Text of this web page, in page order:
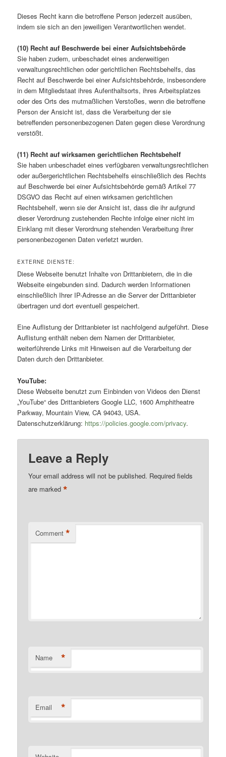
Dieses Recht kann die betroffene Person jederzeit ausüben,
indem sie sich an den jeweiligen Verantwortlichen wendet.
(10) Recht auf Beschwerde bei einer Aufsichtsbehörde
Sie haben zudem, unbeschadet eines anderweitigen
verwaltungsrechtlichen oder gerichtlichen Rechtsbehelfs, das
Recht auf Beschwerde bei einer Aufsichtsbehörde, insbesondere
in dem Mitgliedstaat ihres Aufenthaltsorts, ihres Arbeitsplatzes
oder des Orts des mutmaßlichen Verstoßes, wenn die betroffene
Person der Ansicht ist, dass die Verarbeitung der sie
betreffenden personenbezogenen Daten gegen diese Verordnung
verstößt.
(11) Recht auf wirksamen gerichtlichen Rechtsbehelf
Sie haben unbeschadet eines verfügbaren verwaltungsrechtlichen
oder außergerichtlichen Rechtsbehelfs einschließlich des Rechts
auf Beschwerde bei einer Aufsichtsbehörde gemäß Artikel 77
DSGVO das Recht auf einen wirksamen gerichtlichen
Rechtsbehelf, wenn sie der Ansicht ist, dass die ihr aufgrund
dieser Verordnung zustehenden Rechte infolge einer nicht im
Einklang mit dieser Verordnung stehenden Verarbeitung ihrer
personenbezogenen Daten verletzt wurden.
EXTERNE DIENSTE:
Diese Webseite benutzt Inhalte von Drittanbietern, die in die
Webseite eingebunden sind. Dadurch werden Informationen
einschließlich Ihrer IP-Adresse an die Server der Drittanbieter
übertragen und dort eventuell gespeichert.
Eine Auflistung der Drittanbieter ist nachfolgend aufgeführt. Diese
Auflistung enthält neben dem Namen der Drittanbieter,
weiterführende Links mit Hinweisen auf die Verarbeitung der
Daten durch den Drittanbieter.
YouTube:
Diese Webseite benutzt zum Einbinden von Videos den Dienst
„YouTube“ des Drittanbieters Google LLC, 1600 Amphitheatre
Parkway, Mountain View, CA 94043, USA.
Datenschutzerklärung: https://policies.google.com/privacy.
Leave a Reply
Your email address will not be published. Required fields
are marked*
Comment *
Name *
Email *